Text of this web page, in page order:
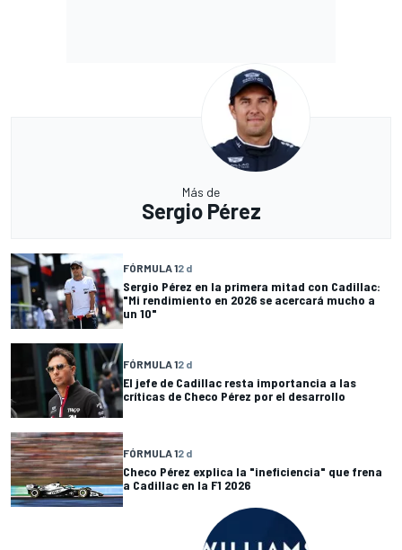
Más de
Sergio Pérez
FÓRMULA 12 d
Sergio Pérez en la primera mitad con Cadillac:
"Mi rendimiento en 2026 se acercará mucho a
un 10"
FÓRMULA 12 d
El jefe de Cadillac resta importancia a las
críticas de Checo Pérez por el desarrollo
FÓRMULA 12 d
Checo Pérez explica la "ineficiencia" que frena
a Cadillac en la F1 2026